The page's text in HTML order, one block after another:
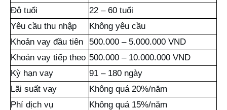
Độ tuổi
22 – 60 tuổi
Yêu cầu thu nhập
Không yêu cầu
Khoản vay đầu tiên
500.000 – 5.000.000 VND
Khoản vay tiếp theo 500.000 – 10.000.000 VND
Kỳ hạn vay
91 – 180 ngày
Lãi suất vay
Không quá 20%/năm
Phí dịch vụ
Không quá 15%/năm